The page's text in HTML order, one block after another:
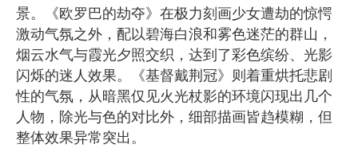
景。《欧罗巴的劫夺》在极力刻画少女遭劫的惊愕
激动气氛之外，配以碧海白浪和雾色迷茫的群山，
烟云水气与霞光夕照交织，达到了彩色缤纷、光影
闪烁的迷人效果。《基督戴荆冠》则着重烘托悲剧
性的气氛，从暗黑仅见火光杖影的环境闪现出几个
人物，除光与色的对比外，细部描画皆趋模糊，但
整体效果异常突出。